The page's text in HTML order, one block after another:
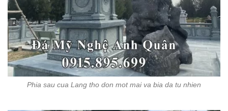
Phia sau cua Lang tho don mot mai va bia da tu nhien